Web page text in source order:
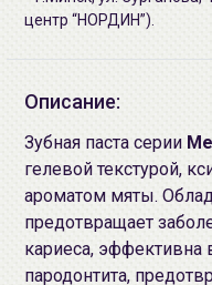
центр “НОРДИН”).
Описание:
Зубная паста серии
гелевой текстурой,
ароматом мяты.
предотвращает
кариеса, эффективна
пародонтита,